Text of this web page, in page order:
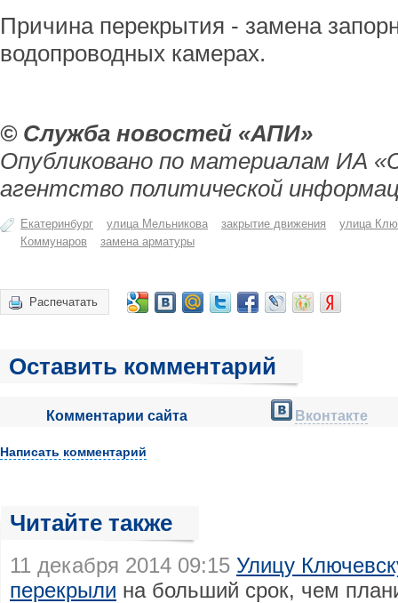
Причина перекрытия - замена
водопроводных камерах.
© Служба новостей «АПИ»
Опубликовано по материалам ИА
агентство политической
Екатеринбург улица Мельникова закрытие движения
улица
Коммунаров
замена арматуры
Распечатать
Оставить комментарий
Комментарии сайта Вконтакте
Написать комментарий
Читайте также
11 декабря 2014 09:15 Улицу
перекрыли на больший срок, чем